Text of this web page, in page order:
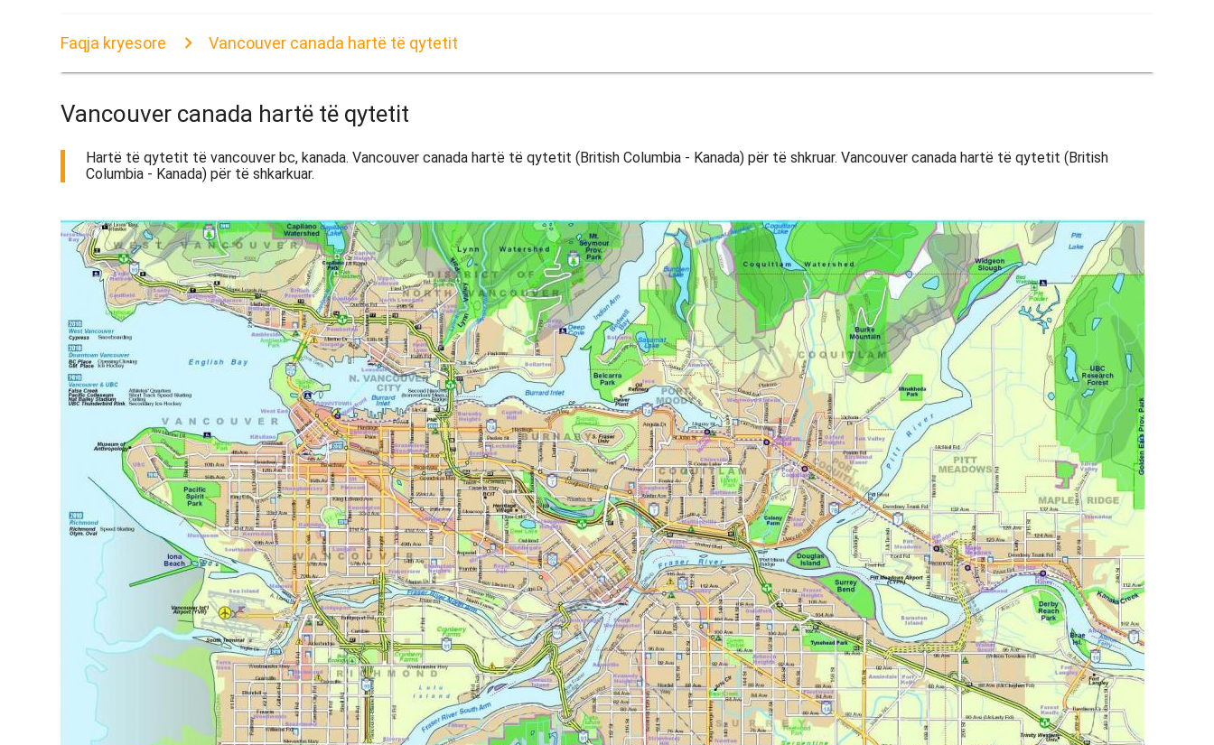
Faqja kryesore Vancouver canada hartë të qytetit
Vancouver canada hartë të qytetit
Hartë të qytetit të vancouver bc, kanada. Vancouver canada hartë të qytetit (British Columbia - Kanada) për të shkruar. Vancouver canada hartë të qytetit (British
Columbia - Kanada) për të shkarkuar.